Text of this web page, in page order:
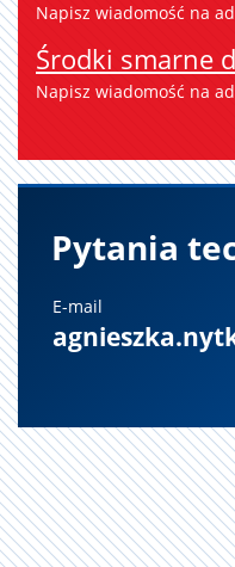
Napisz wiadomość na
Środki smarne
Napisz wiadomość na
E-mail